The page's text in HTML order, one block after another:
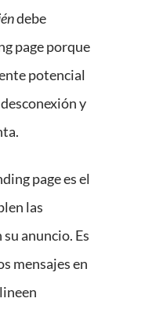
debe
page porque
potencial
y
page es el
las
anuncio. Es
mensajes en